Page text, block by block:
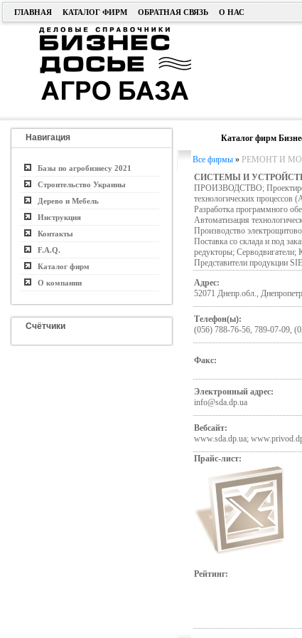
ГЛАВНАЯ КАТАЛОГ ФИРМ ОБРАТНАЯ СВЯЗЬ О НАС
Навигация
Базы по агробизнесу 2021
Строительство Украины
Дерево и Мебель
Инструкция
Контакты
F.A.Q.
Каталог фирм
О компании
Счётчики
Каталог фирм
Все фирмы» РЕМОНТ И
СИСТЕМЫ И
ПРОИЗВОДСТВО;
технологических процессов
Разработка программного
Автоматизация
Производство
Поставка со склада и под
редукторы;
Представители продукции
Адрес:
52071 Днепр.обл.,
Телефон(ы):
(056) 788-76-56, 789-07-09,
Факс:
Электронный адрес:
info@sda.dp.ua
Вебсайт:
www.sda.dp.ua;
Прайс-лист:
Рейтинг: